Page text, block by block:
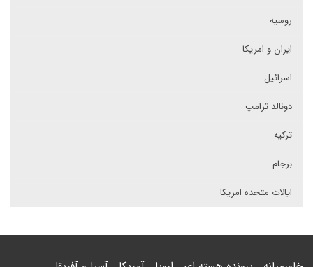
روسیه
ایران و امریکا
اسرائیل
دونالد ترامپ
ترکیه
برجام
ایالات متحده امریکا